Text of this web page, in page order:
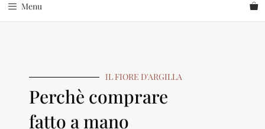
Menu
IL FIORE D'ARGILLA
Perchè comprare
fatto a mano